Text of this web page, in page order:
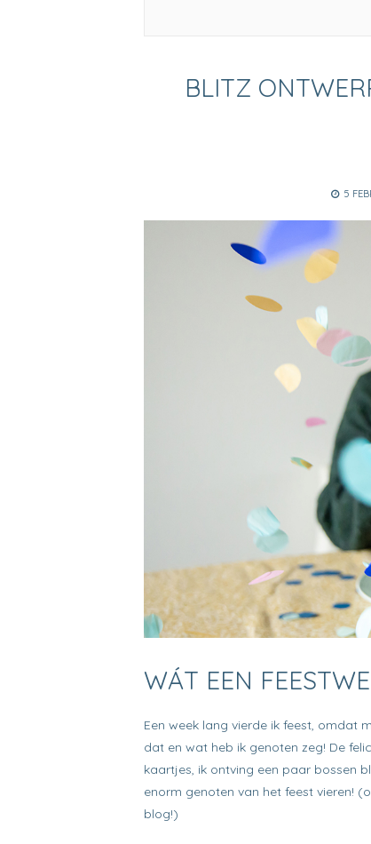
BLITZ
5
WÁT EEN
Een week lang vierde ik feest, omdat
dat en wat heb ik genoten zeg! De
kaartjes, ik ontving een paar bossen
enorm genoten van het feest vieren!
blog!)